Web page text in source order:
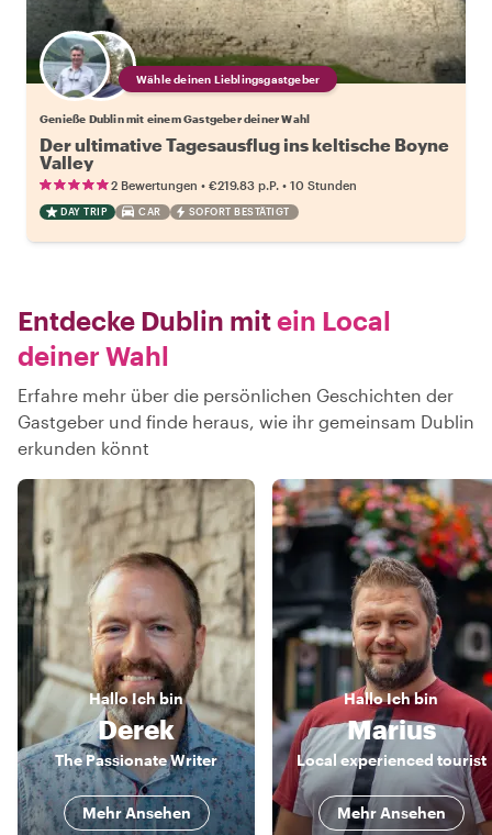
Wähle deinen Lieblingsgastgeber
Genieße Dublin mit einem Gastgeber deiner Wahl
Der ultimative Tagesausflug ins keltische Boyne
Valley
2 Bewertungen • €219.83 p.P. • 10 Stunden
DAY TRIP CAR SOFORT BESTÄTIGT
Entdecke Dublin mitein Local
deiner Wahl
Erfahre mehr über die persönlichen Geschichten der
Gastgeber und finde heraus, wie ihr gemeinsam Dublin
erkunden könnt
HalloIch bin
Derek
The Passionate Writer
Mehr Ansehen
HalloIch bin
Marius
Local experienced tourist
Mehr Ansehen